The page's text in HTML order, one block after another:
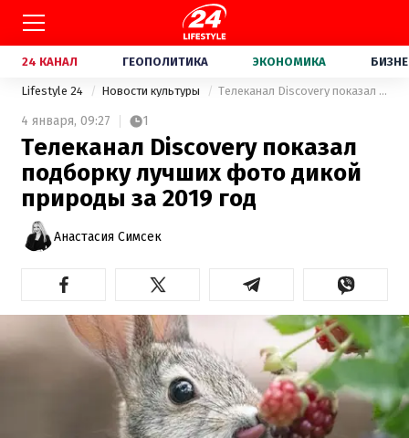
24 КАНАЛ ГЕОПОЛИТИКА ЭКОНОМИКА
Lifestyle 24 Новости культуры Телеканал Discovery показал подборку лучших фото дикой природы за 2019 год
4 января, 09:27 1
Телеканал Discovery показал
подборку лучших фото дикой
природы за 2019 год
Анастасия Симсек